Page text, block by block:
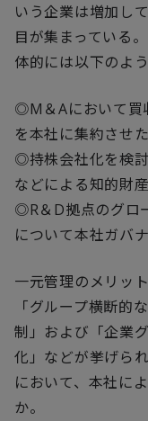
いう企業は増加し
目が集まっている
体的には以下のよ
◎M＆Aにおいて買
を本社に集約させ
◎持株会社化を検
などによる知的財
◎R＆D拠点のグロ
について本社ガ
一元管理のメリッ
「グループ横断的
制」および「企業
化」などが挙げら
において、本社に
か。